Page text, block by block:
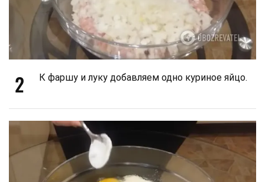
2 К фаршу и луку добавляем одно куриное яйцо.